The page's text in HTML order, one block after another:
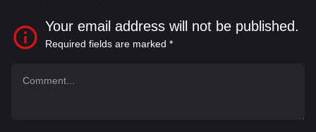
Your email address will not be published.
Required fields are marked *